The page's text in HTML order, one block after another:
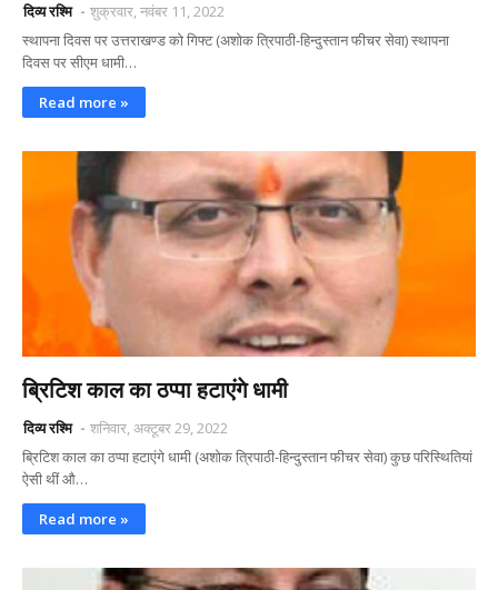
दिव्य रश्मि
शुक्रवार, नवंबर 11, 2022
स्थापना दिवस पर उत्तराखण्ड को गिफ्ट (अशोक त्रिपाठी-हिन्दुस्तान फीचर सेवा) स्थापना
दिवस पर सीएम धामी…
Read more »
ब्रिटिश काल का ठप्पा हटाएंगे धामी
दिव्य रश्मि
शनिवार, अक्टूबर 29, 2022
ब्रिटिश काल का ठप्पा हटाएंगे धामी (अशोक त्रिपाठी-हिन्दुस्तान फीचर सेवा) कुछ परिस्थितियां
ऐसी थीं औ…
Read more »